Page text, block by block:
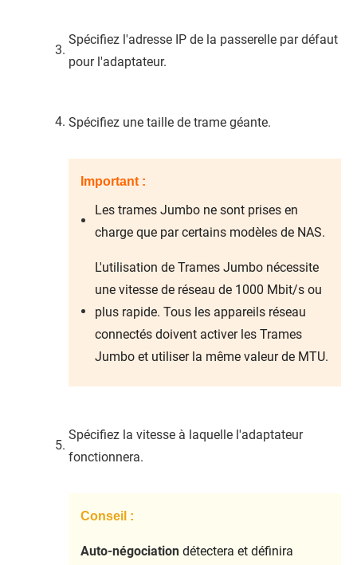
Spécifiez l'adresse IP de la passerelle par défaut
pour l'adaptateur.
Spécifiez une taille de trame géante.
Important :
Les trames Jumbo ne sont prises en
charge que par certains modèles de NAS.
L'utilisation de Trames Jumbo nécessite
une vitesse de réseau de 1000 Mbit/s ou
plus rapide. Tous les appareils réseau
connectés doivent activer les Trames
Jumbo et utiliser la même valeur de MTU.
Spécifiez la vitesse à laquelle l'adaptateur
fonctionnera.
Conseil :
Auto-négociation détectera et définira